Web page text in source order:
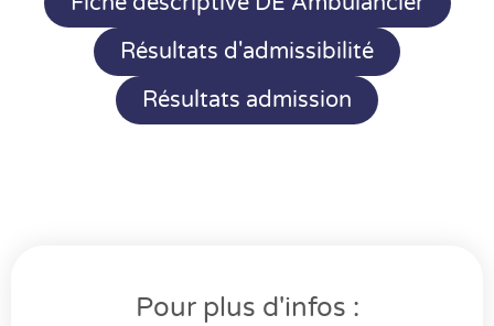
Résultats d'admissibilité
Résultats admission
Pour plus d'infos :